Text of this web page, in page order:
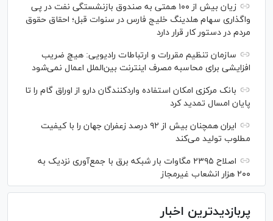
زیان بیش از ۱۰۰ همتی به صندوق بازنشستگی نفت در پی
واگذاری سهام هلدینگ خلیج فارس در سنوات قبل؛ احقاق حقوق
مردم در دستور کار قرار دارد
سازمان تنظیم مقررات و ارتباطات رادیویی: هیچ ضریب
افزایشی برای محاسبه مصرف اینترنت بین‌الملل اعمال نمی‌شود
بانک مرکزی امکان استفاده واردکنندگان دارو از اوراق گام را تا
پایان امسال تمدید کرد
ایران همچنان بیش از ۹۲ درصد زعفران جهان را با کیفیت
مطلوب تولید می‌کند
اصلاح ۲۳۹۵ مگاوات بار شبکه برق با جمع‌آوری نزدیک به
۲۰۰ هزار انشعاب غیرمجاز
پربازدیدترین اخبار